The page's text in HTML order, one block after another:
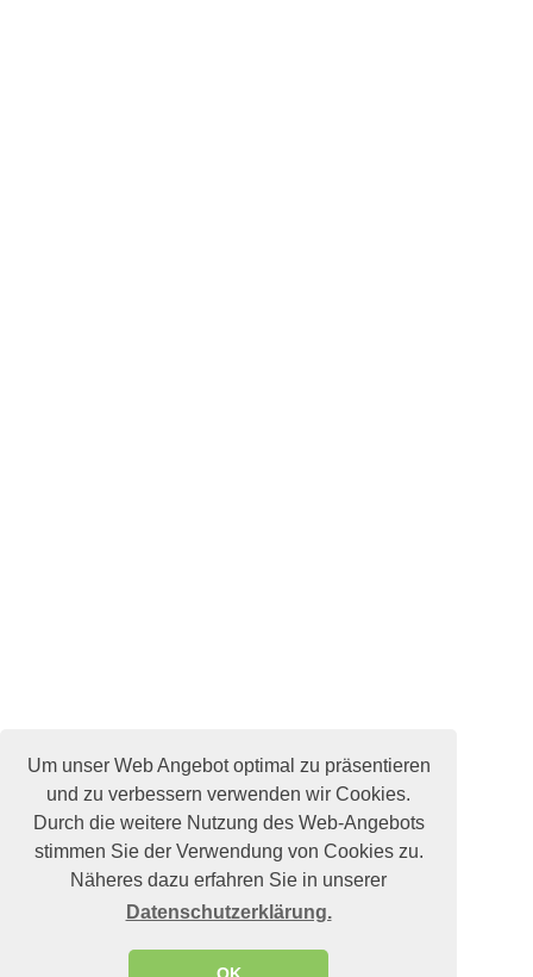
Um unser Web Angebot optimal zu präsentieren
und zu verbessern verwenden wir Cookies.
Durch die weitere Nutzung des Web-Angebots
stimmen Sie der Verwendung von Cookies zu.
Näheres dazu erfahren Sie in unserer
Datenschutzerklärung.